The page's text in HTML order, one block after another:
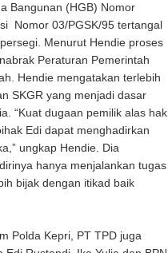
Bangunan (HGB) Nomor
Nomor 03/PGSK/95 tertangal
Menurut Hendie proses
Peraturan Pemerintah
Hendie mengatakan terlebih
SKGR yang menjadi dasar
“Kuat dugaan pemilik alas hak
Edi dapat menghadirkan
ungkap Hendie. Dia
hanya menjalankan tugas
bijak dengan itikad baik
Polda Kepri, PT TPD juga